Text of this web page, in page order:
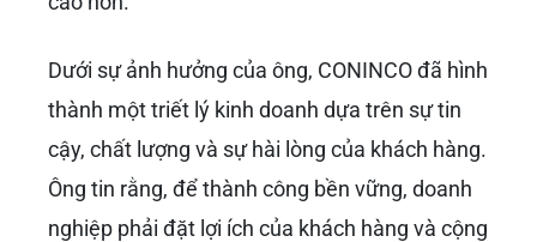
Dưới sự ảnh hưởng của ông, CONINCO đã hình
thành một triết lý kinh doanh dựa trên sự tin
cậy, chất lượng và sự hài lòng của khách hàng.
Ông tin rằng, để thành công bền vững, doanh
nghiệp phải đặt lợi ích của khách hàng và cộng